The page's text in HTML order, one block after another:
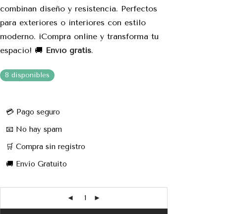
combinan diseño y resistencia. Perfectos
para exteriores o interiores con estilo
moderno. ¡Compra online y transforma tu
espacio! 🚚 Envío gratis.
8 disponibles
💳 Pago seguro
📧 No hay spam
🛒 Compra sin registro
🚚 Envío Gratuito